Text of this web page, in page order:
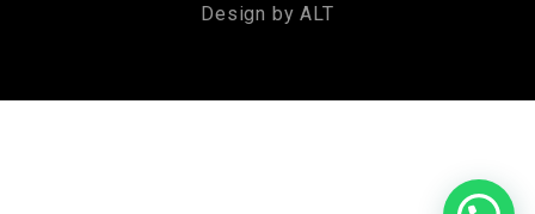
Design by ALT